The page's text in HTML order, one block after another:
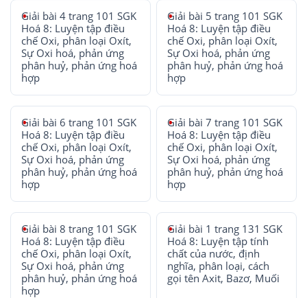
Giải bài 4 trang 101 SGK
Hoá 8: Luyện tập điều
chế Oxi, phân loại Oxít,
Sự Oxi hoá, phản ứng
phân huỷ, phản ứng hoá
hợp
Giải bài 5 trang 101 SGK
Hoá 8: Luyện tập điều
chế Oxi, phân loại Oxít,
Sự Oxi hoá, phản ứng
phân huỷ, phản ứng hoá
hợp
Giải bài 6 trang 101 SGK
Hoá 8: Luyện tập điều
chế Oxi, phân loại Oxít,
Sự Oxi hoá, phản ứng
phân huỷ, phản ứng hoá
hợp
Giải bài 7 trang 101 SGK
Hoá 8: Luyện tập điều
chế Oxi, phân loại Oxít,
Sự Oxi hoá, phản ứng
phân huỷ, phản ứng hoá
hợp
Giải bài 8 trang 101 SGK
Hoá 8: Luyện tập điều
chế Oxi, phân loại Oxít,
Sự Oxi hoá, phản ứng
phân huỷ, phản ứng hoá
hợp
Giải bài 1 trang 131 SGK
Hoá 8: Luyện tập tính
chất của nước, định
nghĩa, phân loại, cách
gọi tên Axit, Bazơ, Muối